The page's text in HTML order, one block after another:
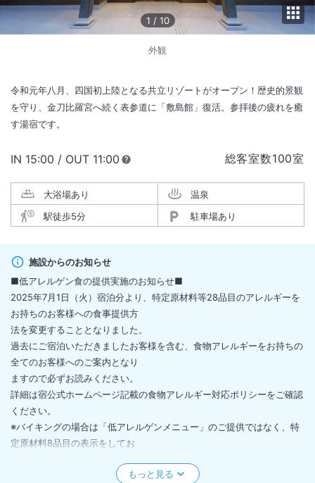
1 / 10
外観
令和元年八月、四国初上陸となる共立リゾートがオープン！歴史的景観
を守り、金刀比羅宮へ続く表参道に「敷島館」復活。参拝後の疲れを癒
す湯宿です。
総客室数100室
IN チェックイン
15:00 / OUT チェックアウト
11:00
大浴場あり
温泉
駅徒歩5分
駐車場あり
施設からのお知らせ
■低アレルゲン食の提供実施のお知らせ■
2025年7月1日（火）宿泊分より、特定原材料等28品目のアレルギーを
お持ちのお客様への食事提供方
法を変更することとなりました。
過去にご宿泊いただきましたお客様を含む、食物アレルギーをお持ちの
全てのお客様へのご案内となり
ますので必ずお読みください。
詳細は宿公式ホームページ記載の食物アレルギー対応ポリシーをご確認
ください。
※バイキングの場合は「低アレルゲンメニュー」のご提供ではなく、特
定原材料8品目の表示をしてお